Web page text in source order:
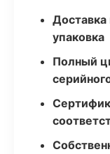
упаковка
Полный